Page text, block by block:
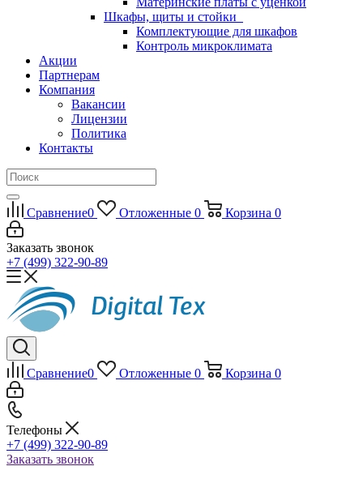
Шкафы, щиты и стойки
Комплектующие для шкафов
Контроль микроклимата
Акции
Партнерам
Компания
Вакансии
Лицензии
Политика
Контакты
Сравнение0 Отложенные 0 Корзина 0
Заказать звонок
+7 (499) 322-90-89
Сравнение0 Отложенные 0 Корзина 0
Телефоны
+7 (499) 322-90-89
Заказать звонок